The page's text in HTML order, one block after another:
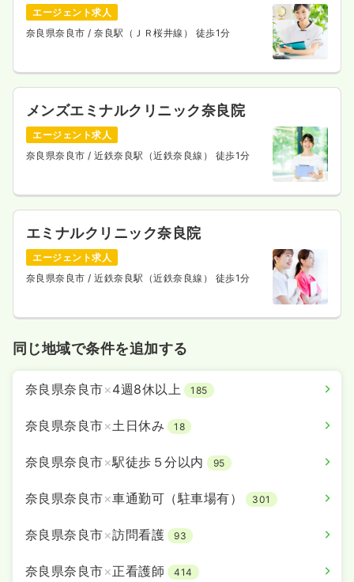
エージェント求人
奈良県奈良市 / 奈良駅（ＪＲ桜井線） 徒歩1分
メンズエミナルクリニック奈良院
エージェント求人
奈良県奈良市 / 近鉄奈良駅（近鉄奈良線） 徒歩1分
エミナルクリニック奈良院
エージェント求人
奈良県奈良市 / 近鉄奈良駅（近鉄奈良線） 徒歩1分
同じ地域で条件を追加する
奈良県奈良市×4週8休以上 185
奈良県奈良市×土日休み 18
奈良県奈良市×駅徒歩５分以内 95
奈良県奈良市×車通勤可（駐車場有） 301
奈良県奈良市×訪問看護 93
奈良県奈良市×正看護師 414